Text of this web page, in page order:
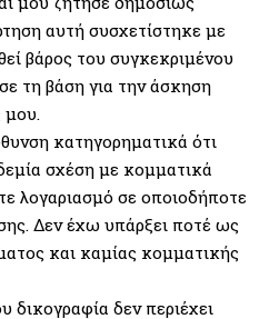
αυτή συσχετίστηκε με
βάρος του συγκεκριμένου
τη βάση για την άσκηση
μου.
κατηγορηματικά ότι
σχέση με κομματικά
λογαριασμό σε οποιοδήποτε
Δεν έχω υπάρξει ποτέ ως
και καμίας κομματικής
δικογραφία δεν περιέχει